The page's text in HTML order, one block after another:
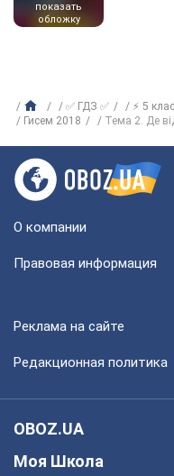
показать
обложку
✅ ГДЗ ✅ ⚡ 5
Гисем 2018
Тема 2. Де
О компании
Правовая информация
Реклама на сайте
Редакционная политика
OBOZ.UA
Моя Школа